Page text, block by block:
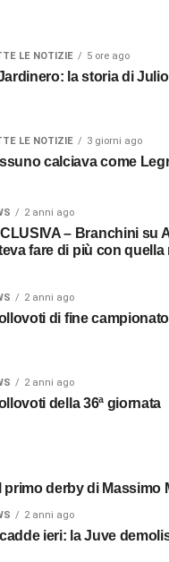
LE NOTIZIE 5 ore ago
la storia di
LE NOTIZIE 3 giorni ago
calciava come
2 anni ago
– Branchini su
fare di più con quella
2 anni ago
di fine campionato
2 anni ago
della 36ª giornata
derby di Massimo
2 anni ago
ieri: la Juve